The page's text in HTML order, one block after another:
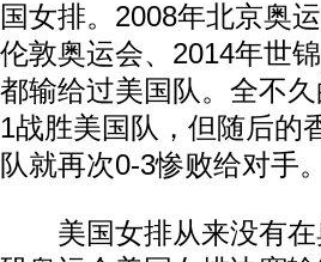
国女排。2008年北京奥
伦敦奥运会、2014年世
都输给过美国队。全不
1战胜美国队，但随后的
队就再次0-3惨败给对手。
美国女排从来没有在